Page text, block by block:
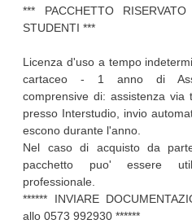
*** PACCHETTO
STUDENTI ***
Licenza d'uso a tempo
cartaceo - 1 anno di
comprensive di: assistenza
presso Interstudio, invio
escono durante l'anno.
Nel caso di acquisto da
pacchetto puo' essere
professionale.
****** INVIARE
allo 0573 992930 ******